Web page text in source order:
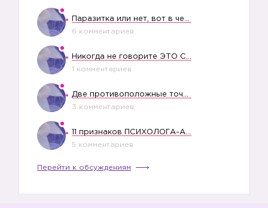
6 комментариев
1 комментариев
3 комментариев
5 комментариев
Перейти к обсуждениям